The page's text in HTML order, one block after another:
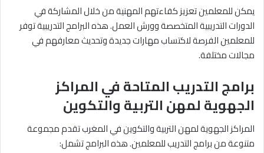
يمكن للمعلمين تعزيز كفاءتهم المهنية من خلال المشاركة في
الدورات التدريبية المتخصصة وورش العمل. هذه البرامج التدريبية توفر
للمعلمين الفرصة لاكتساب مهارات جديدة وتحديث معارفهم في
مجالات مختلفة.
برامج التدريب المتاحة في المراكز
الجهوية لمهن التربية والتكوين
المراكز الجهوية لمهن التربية والتكوين في المغرب تقدم مجموعة
متنوعة من برامج التدريب للمعلمين. هذه البرامج تشمل: